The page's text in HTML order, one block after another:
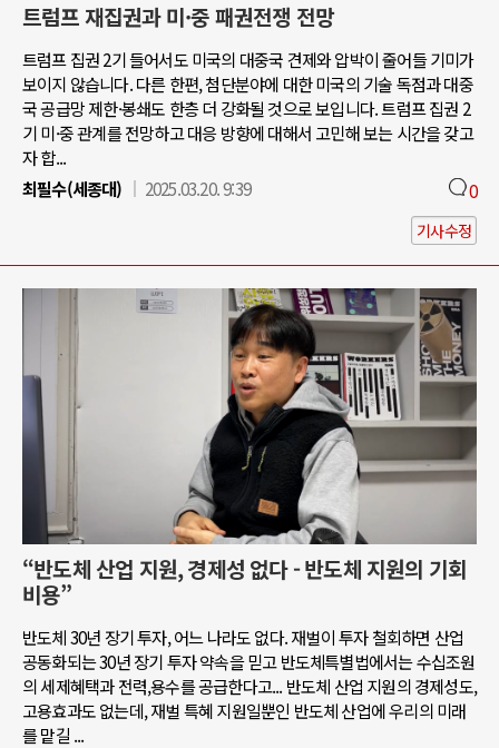
트럼프 재집권과 미·중 패권전쟁 전망
트럼프 집권 2기 들어서도 미국의 대중국 견제와 압박이 줄어들 기미가
보이지 않습니다. 다른 한편, 첨단분야에 대한 미국의 기술 독점과 대중
국 공급망 제한·봉쇄도 한층 더 강화될 것으로 보입니다. 트럼프 집권 2
기 미·중 관계를 전망하고 대응 방향에 대해서 고민해 보는 시간을 갖고
자 합...
최필수(세종대)
2025.03.20. 9:39 0
기사수정
“반도체 산업 지원, 경제성 없다 - 반도체 지원의 기회
비용”
반도체 30년 장기 투자, 어느 나라도 없다. 재벌이 투자 철회하면 산업
공동화되는 30년 장기 투자 약속을 믿고 반도체특별법에서는 수십조원
의 세제혜택과 전력,용수를 공급한다고... 반도체 산업 지원의 경제성도,
고용효과도 없는데, 재벌 특혜 지원일뿐인 반도체 산업에 우리의 미래
를 맡길 ...